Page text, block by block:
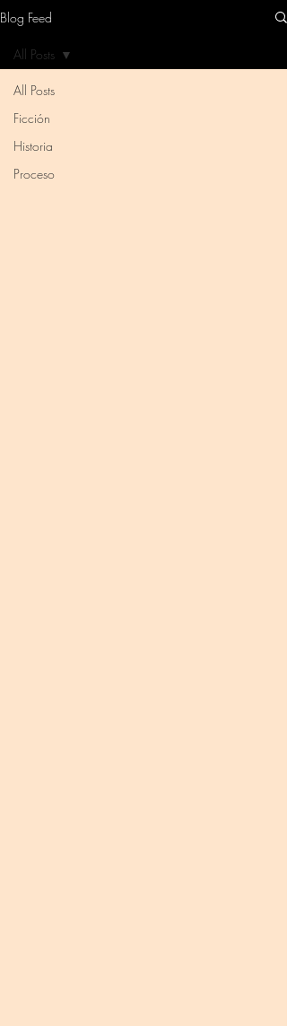
Blog Feed
All Posts
Ficción
Historia
Proceso
All Posts